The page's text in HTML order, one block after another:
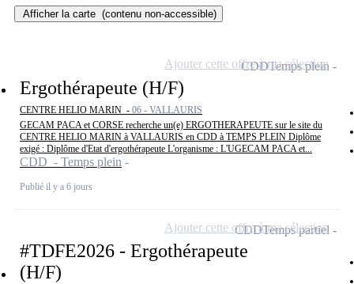
Afficher la carte (contenu non-accessible)
Ergothérapeute (H/F)
CENTRE HELIO MARIN - 06 - VALLAURIS
GECAM PACA et CORSE recherche un(e) ERGOTHERAPEUTE sur le site du
CENTRE HELIO MARIN à VALLAURIS en CDD à TEMPS PLEIN Diplôme
exigé : Diplôme d'Etat d'ergothérapeute L'organisme : L'UGECAM PACA et...
CDD - Temps plein
Publié il y a 6 jours
CDDTemps plein
Ajouter cette offre à ma sélection
#TDFE2026 - Ergothérapeute
(H/F)
CDDTemps partiel
Ajouter cette offre à ma sélection